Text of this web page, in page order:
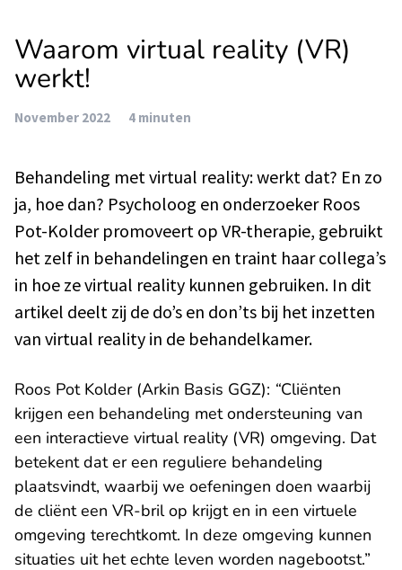
Waarom virtual reality (VR)
werkt!
November 2022 4 minuten
Behandeling met virtual reality: werkt dat? En zo
ja, hoe dan? Psycholoog en onderzoeker Roos
Pot-Kolder promoveert op VR-therapie, gebruikt
het zelf in behandelingen en traint haar collega’s
in hoe ze virtual reality kunnen gebruiken. In dit
artikel deelt zij de do’s en don’ts bij het inzetten
van virtual reality in de behandelkamer.
Roos Pot Kolder (Arkin Basis GGZ): “Cliënten
krijgen een behandeling met ondersteuning van
een interactieve virtual reality (VR) omgeving. Dat
betekent dat er een reguliere behandeling
plaatsvindt, waarbij we oefeningen doen waarbij
de cliënt een VR-bril op krijgt en in een virtuele
omgeving terechtkomt. In deze omgeving kunnen
situaties uit het echte leven worden nagebootst.”